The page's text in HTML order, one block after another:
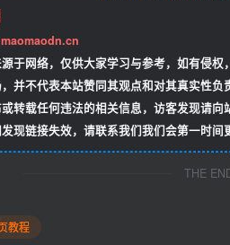
于网络，仅供大家学习与参考，如有侵权
并不代表本站赞同其观点和对其真实性负
转载任何违法的相关信息，访客发现请向
现链接失效，请联系我们我们会第一时间
THE
教程